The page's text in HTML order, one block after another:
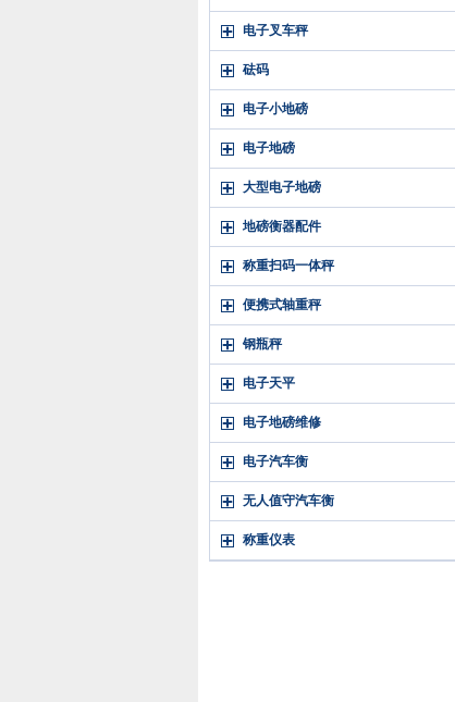
电子叉车秤
砝码
电子小地磅
电子地磅
大型电子地磅
地磅衡器配件
称重扫码一体秤
便携式轴重秤
钢瓶秤
电子天平
电子地磅维修
电子汽车衡
无人值守汽车衡
称重仪表